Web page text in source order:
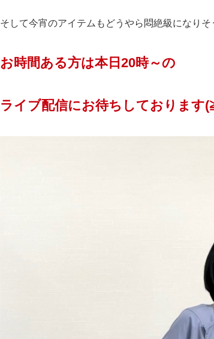
そして今宵のアイテムもどうやら悶絶級になりそ
お時間ある方は本日20時～の
ライブ配信にお待ちしております